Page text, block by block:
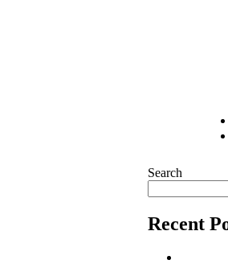
Search
Recent